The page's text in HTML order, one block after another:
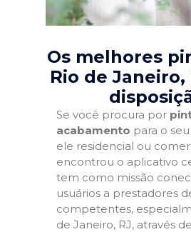
Os melhores
Rio de Janeiro,
Se você procura por
acabamento para o
ele residencial ou
encontrou o aplicativo
tem como missão
usuários a prestadores
competentes,
de Janeiro, RJ, através